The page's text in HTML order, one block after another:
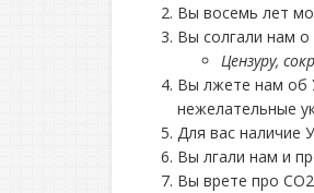
Вы восемь лет
Вы солгали нам
Цензуру,
Вы лжете нам об
нежелательные
Для вас наличие
Вы лгали нам и
Вы врете про